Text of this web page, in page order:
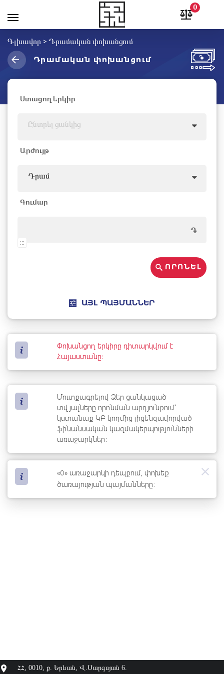
0
Գլխավոր > Դրամական փոխանցում
Դրամական փոխանցում
Ստացող երկիր
Ընտրել ցանկից
Արժույթ
Դրամ
Գումար
֏
ՈՐՈՆԵԼ
ԱՅԼ ՊԱՅՄԱՆՆԵՐ
Փոխանցող երկիրը դիտարկվում է
Հայաստանը։
Մուտքագրելով Ձեր ցանկացած
տվյալները որոնման արդյունքում՝
կստանաք ԿԲ կողմից լիցենզավորված
ֆինանսական կազմակերպությունների
առաջարկներ։
«0» առաջարկի դեպքում, փոխեք
ծառայության պայմանները:
ՀՀ, 0010, ք. Երևան, Վ.Սարգսյան 6.